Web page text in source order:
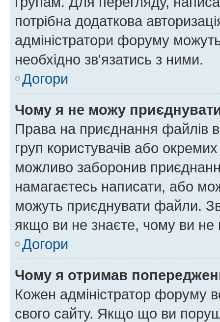
потрібна додаткова
адміністратори форуму
необхідно зв'язатись з ними.
Догори
Чому я не можу
Права на приєднання файлів
груп користувачів або
можливо заборонив
намагаєтесь написати, або
можуть приєднувати файли.
якщо ви не знаєте, чому ви
Догори
Чому я отримав
Кожен адміністратор форуму
свого сайту. Якщо що ви